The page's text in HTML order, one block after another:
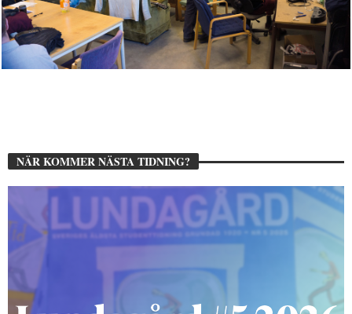
NÄR KOMMER NÄSTA TIDNING?